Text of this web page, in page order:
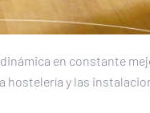
en constante
hostelería y las